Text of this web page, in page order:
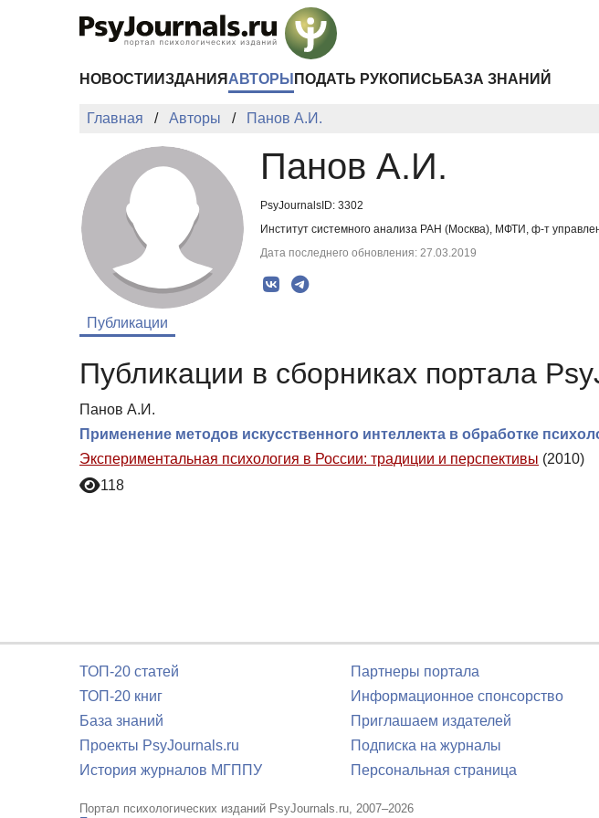
НОВОСТИ ИЗДАНИЯ АВТОРЫ ПОДАТЬ РУКОПИСЬ БАЗА ЗНАНИЙ
Главная Авторы Панов А.И.
Панов А.И.
PsyJournalsID: 3302
Институт системного анализа РАН (Москва), МФТИ, ф-т
Дата последнего обновления: 27.03.2019
Публикации
Публикации в сборниках портала
Панов А.И.
Применение методов искусственного интеллекта в обработке
Экспериментальная психология в России: традиции и перспективы (2010)
118
ТОП-20 статей
ТОП-20 книг
База знаний
Проекты PsyJournals.ru
История журналов МГППУ
Партнеры портала
Информационное спонсорство
Приглашаем издателей
Подписка на журналы
Персональная страница
Портал психологических изданий PsyJournals.ru, 2007–2026